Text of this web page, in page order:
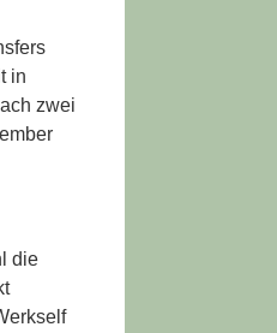
in
zwei
die